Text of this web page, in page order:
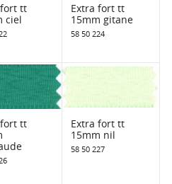
tt
ciel
Extra fort tt
15mm gitane
58 50 224
tt
Extra fort tt
15mm nil
58 50 227